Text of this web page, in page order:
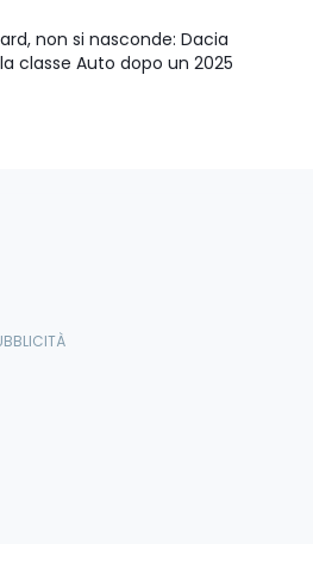
non si nasconde: Dacia
classe Auto dopo un 2025